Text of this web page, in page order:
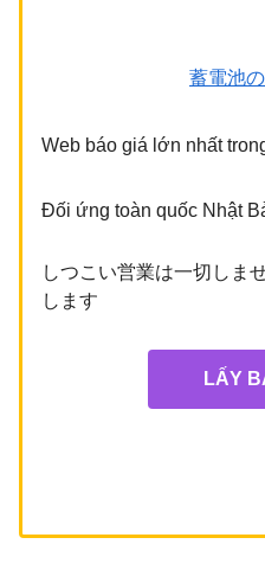
蓄電池
Web báo giá lớn nhất
Đối ứng toàn quốc Nhật
しつこい営業は⼀切しま
します
LẤY